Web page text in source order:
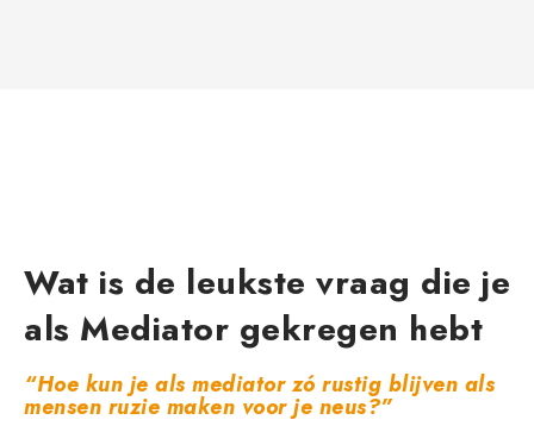
Wat is de leukste vraag die je
als Mediator gekregen hebt
“Hoe kun je als mediator zó rustig blijven als
mensen ruzie maken voor je neus?”